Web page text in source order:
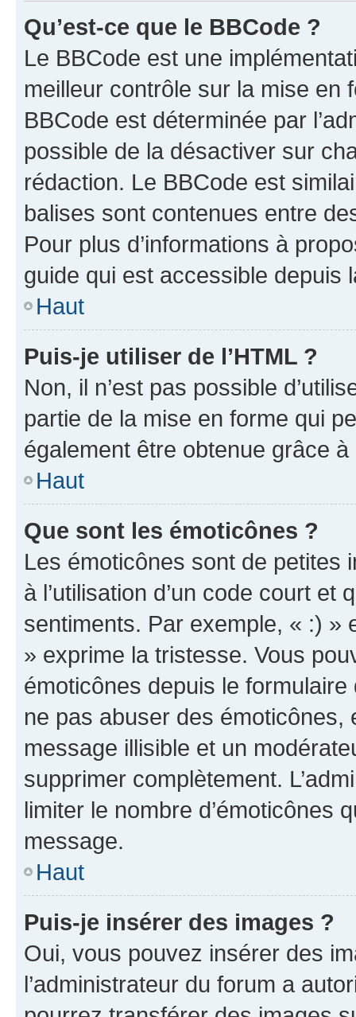
Qu’est-ce que le BBCode ?
Le BBCode est une
meilleur contrôle sur la mise en
BBCode est déterminée par
possible de la désactiver sur
rédaction. Le BBCode est
balises sont contenues entre
Pour plus d’informations à
guide qui est accessible depuis
Haut
Puis-je utiliser de l’HTML ?
Non, il n’est pas possible
partie de la mise en forme qui
également être obtenue grâce à
Haut
Que sont les émoticônes ?
Les émoticônes sont de petites
à l’utilisation d’un code court et
sentiments. Par exemple, « :) »
» exprime la tristesse. Vous
émoticônes depuis le
ne pas abuser des
message illisible et un
supprimer complètement.
limiter le nombre d’émoticônes
message.
Haut
Puis-je insérer des images ?
Oui, vous pouvez insérer des
l’administrateur du forum a